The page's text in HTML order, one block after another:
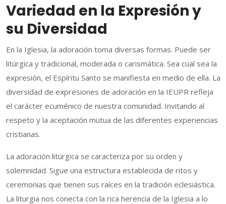
Variedad en la Expresión y
su Diversidad
En la Iglesia, la adoración toma diversas formas. Puede ser
litúrgica y tradicional, moderada o carismática. Sea cual sea la
expresión, el Espíritu Santo se manifiesta en medio de ella. La
diversidad de expresiones de adoración en la IEUPR refleja
el carácter ecuménico de nuestra comunidad. Invitando al
respeto y la aceptación mutua de las diferentes experiencias
cristianas.
La adoración litúrgica se caracteriza por su orden y
solemnidad. Sigue una estructura establecida de ritos y
ceremonias que tienen sus raíces en la tradición eclesiástica.
La liturgia nos conecta con la rica herencia de la Iglesia a lo